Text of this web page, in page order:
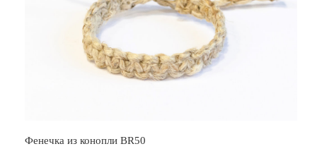
Фенечка из конопли BR50